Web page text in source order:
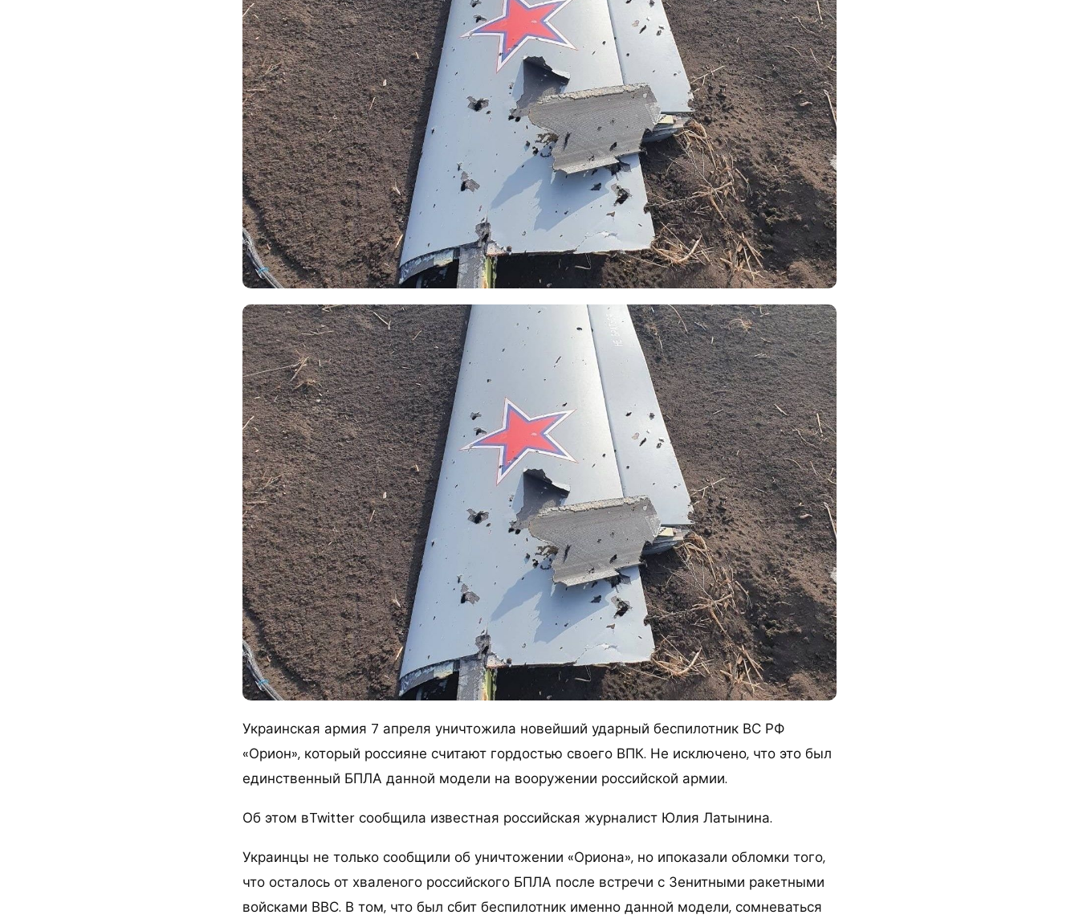
Украинская армия 7 апреля уничтожила новейший ударный беспилотник ВС РФ
«Орион», который россияне считают гордостью своего ВПК. Не исключено, что это был
единственный БПЛА данной модели на вооружении российской армии.
Об этом вTwitter сообщила известная российская журналист Юлия Латынина.
Украинцы не только сообщили об уничтожении «Ориона», но ипоказали обломки того,
что осталось от хваленого российского БПЛА после встречи с Зенитными ракетными
войсками ВВС. В том, что был сбит беспилотник именно данной модели, сомневаться